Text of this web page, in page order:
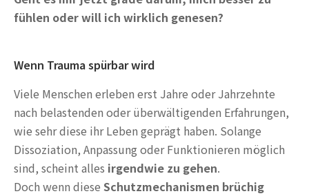
fühlen oder will ich wirklich genesen?
Wenn Trauma spürbar wird
Viele Menschen erleben erst Jahre oder Jahrzehnte
nach belastenden oder überwältigenden Erfahrungen,
wie sehr diese ihr Leben geprägt haben. Solange
Dissoziation, Anpassung oder Funktionieren möglich
sind, scheint alles irgendwie zu gehen.
Doch wenn diese Schutzmechanismen brüchig